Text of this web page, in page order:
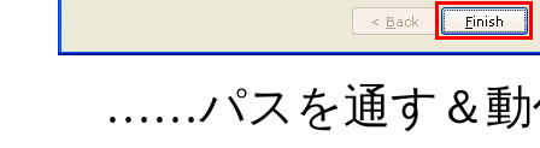
……パスを通す＆